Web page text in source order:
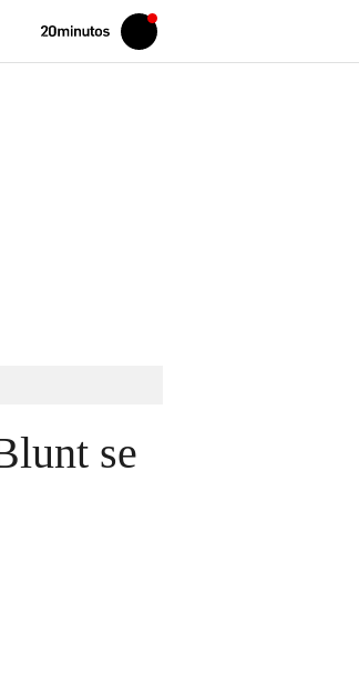
Volver
Iniciar
sesión
se